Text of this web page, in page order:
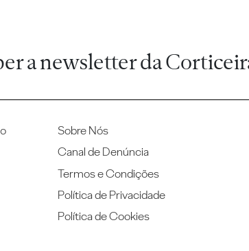
a newsletter da
Sobre Nós
Canal de Denúncia
Termos e Condições
Política de Privacidade
Política de Cookies